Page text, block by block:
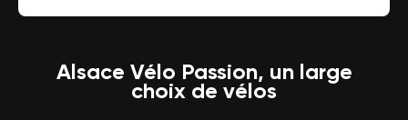
Alsace Vélo Passion, un large
choix de vélos